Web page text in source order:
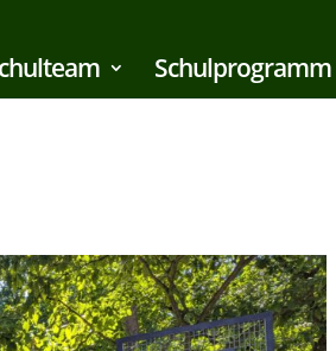
Schulprogramm